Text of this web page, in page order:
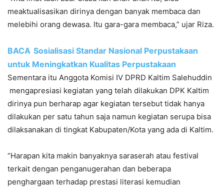
meaktualisasikan dirinya dengan banyak membaca dan
melebihi orang dewasa. Itu gara-gara membaca,” ujar Riza.
BACA Sosialisasi Standar Nasional Perpustakaan
untuk Meningkatkan Kualitas Perpustakaan
Sementara itu Anggota Komisi IV DPRD Kaltim Salehuddin
mengapresiasi kegiatan yang telah dilakukan DPK Kaltim
dirinya pun berharap agar kegiatan tersebut tidak hanya
dilakukan per satu tahun saja namun kegiatan serupa bisa
dilaksanakan di tingkat Kabupaten/Kota yang ada di Kaltim.
“Harapan kita makin banyaknya saraserah atau festival
terkait dengan penganugerahan dan beberapa
penghargaan terhadap prestasi literasi kemudian